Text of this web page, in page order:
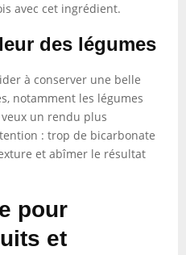
avec cet ingrédient.
des légumes
à conserver une belle
notamment les légumes
un rendu plus
: trop de bicarbonate
et abîmer le résultat
pour
et